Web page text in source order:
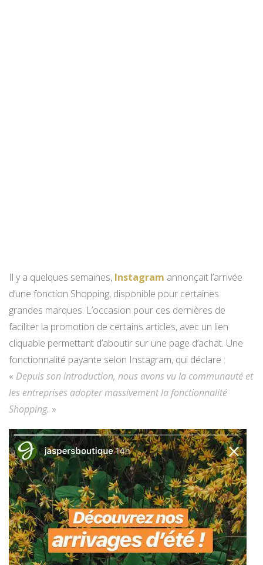
Il y a quelques semaines, Instagram annonçait l’arrivée
d’une fonction Shopping, disponible pour certaines
grandes marques. L’occasion pour ces dernières de
faciliter la promotion de certains articles, avec un lien
cliquable permettant d’aboutir sur une page d’achat. Une
fonctionnalité payante selon Instagram, qui déclare :
« Depuis son introduction, nous avons vu la communauté et
les entreprises adopter massivement la fonctionnalité
Shopping. »